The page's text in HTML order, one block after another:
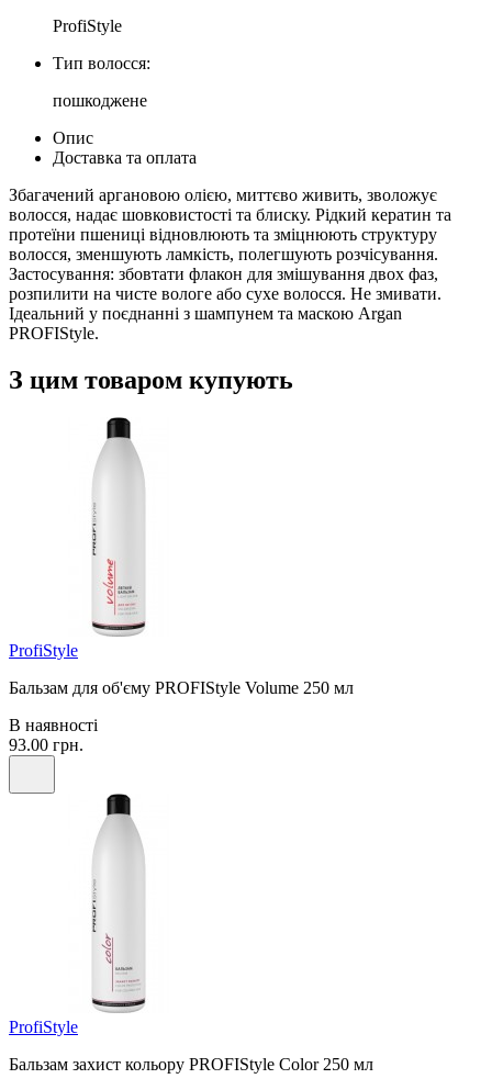
ProfiStyle
Тип волосся:
пошкоджене
Опис
Доставка та оплата
Збагачений аргановою олією, миттєво живить, зволожує
волосся, надає шовковистості та блиску. Рідкий кератин та
протеїни пшениці відновлюють та зміцнюють структуру
волосся, зменшують ламкість, полегшують розчісування.
Застосування: збовтати флакон для змішування двох фаз,
розпилити на чисте вологе або сухе волосся. Не змивати.
Ідеальний у поєднанні з шампунем та маскою Argan
PROFIStyle.
З цим товаром купують
ProfiStyle
Бальзам для об'єму PROFIStyle Volume 250 мл
В наявності
93.00 грн.
ProfiStyle
Бальзам захист кольору PROFIStyle Color 250 мл